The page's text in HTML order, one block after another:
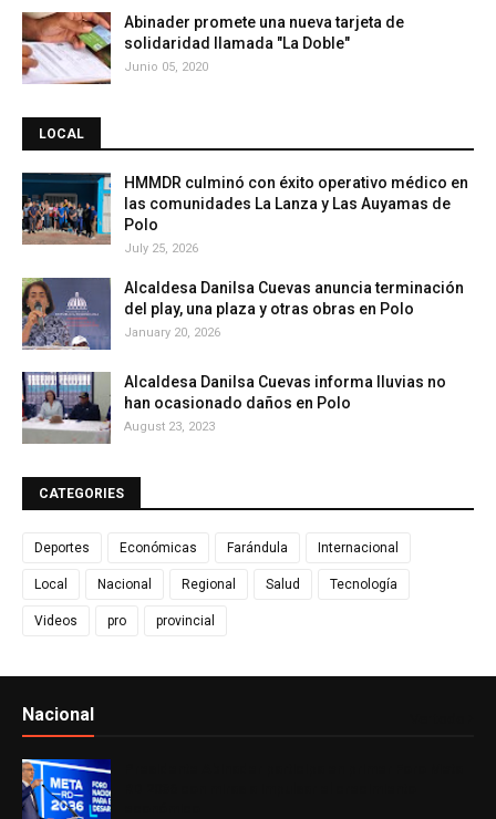
Abinader promete una nueva tarjeta de
solidaridad llamada "La Doble"
Junio 05, 2020
LOCAL
HMMDR culminó con éxito operativo médico en
las comunidades La Lanza y Las Auyamas de
Polo
July 25, 2026
Alcaldesa Danilsa Cuevas anuncia terminación
del play, una plaza y otras obras en Polo
January 20, 2026
Alcaldesa Danilsa Cuevas informa lluvias no
han ocasionado daños en Polo
August 23, 2023
CATEGORIES
Deportes Económicas Farándula Internacional
Local Nacional Regional Salud Tecnología
Videos pro provincial
Nacional